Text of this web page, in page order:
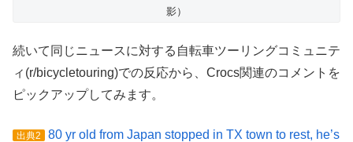
影）
続いて同じニュースに対する自転車ツーリングコミュニテ
ィ(r/bicycletouring)での反応から、Crocs関連のコメントを
ピックアップしてみます。
出典2
80 yr old from Japan stopped in TX town to rest, he’s